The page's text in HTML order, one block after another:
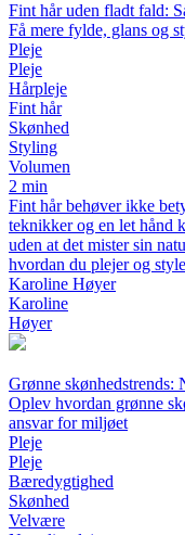
Fint hår uden fladt fald:
Få mere fylde, glans og
Pleje
Pleje
Hårpleje
Fint hår
Skønhed
Styling
Volumen
2 min
Fint hår behøver ikke
teknikker og en let hånd
uden at det mister sin
hvordan du plejer og
Karoline Høyer
Karoline
Høyer
Grønne
Oplev hvordan grønne
ansvar for miljøet
Pleje
Pleje
Bæredygtighed
Skønhed
Velvære